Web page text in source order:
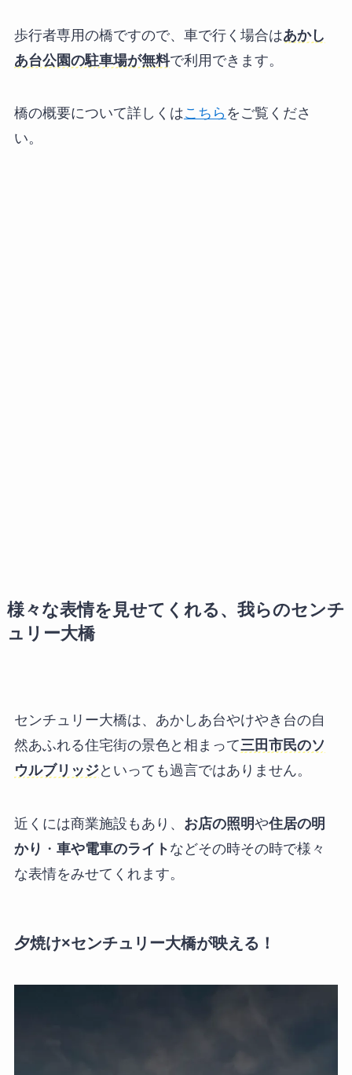
歩行者専用の橋ですので、車で行く場合はあかし
あ台公園の駐車場が無料で利用できます。
橋の概要について詳しくはこちら をご覧くださ
い。
様々な表情を見せてくれる、我らのセンチ
ュリー大橋
センチュリー大橋は、あかしあ台やけやき台の自
然あふれる住宅街の景色と相まって三田市民のソ
ウルブリッジといっても過言ではありません。
近くには商業施設もあり、 お店の照明や住居の明
かり ・ 車や電車のライト などその時その時で様々
な表情をみせてくれます。
夕焼け×センチュリー大橋が映える！